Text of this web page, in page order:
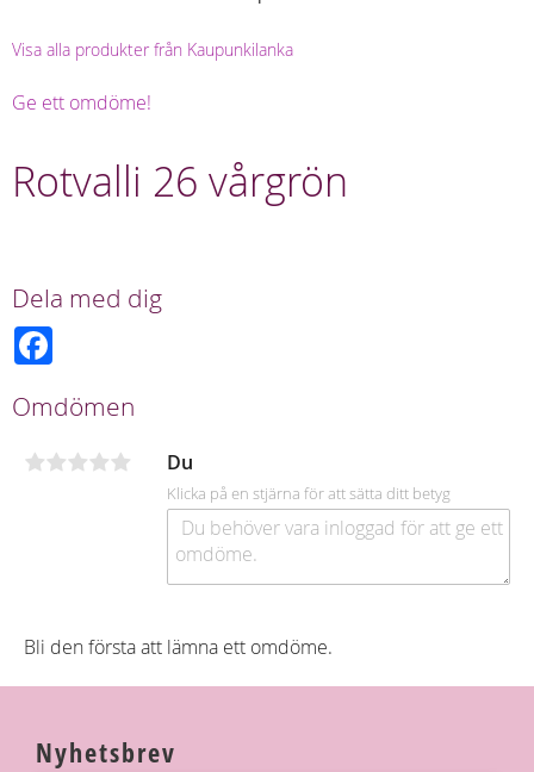
Visa alla produkter från Kaupunkilanka
Ge ett omdöme!
Rotvalli 26 vårgrön
Dela med dig
b
o
k
Omdömen
Du
Klicka på en stjärna för att sätta ditt betyg
Bli den första att lämna ett omdöme.
Nyhetsbrev